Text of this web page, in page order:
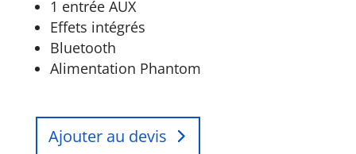
1 entrée AUX
Effets intégrés
Bluetooth
Alimentation Phantom
Ajouter au devis